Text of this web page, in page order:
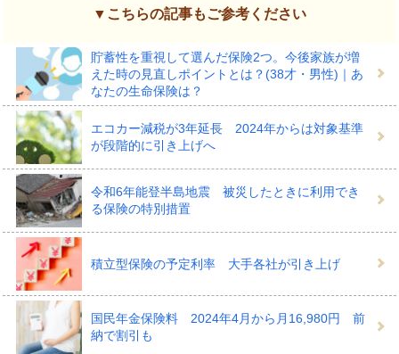
▼こちらの記事もご参考ください
貯蓄性を重視して選んだ保険2つ。今後家族が増
えた時の見直しポイントとは？(38才・男性)｜あ
なたの生命保険は？
エコカー減税が3年延長 2024年からは対象基準
が段階的に引き上げへ
令和6年能登半島地震 被災したときに利用でき
る保険の特別措置
積立型保険の予定利率 大手各社が引き上げ
国民年金保険料 2024年4月から月16,980円 前
納で割引も